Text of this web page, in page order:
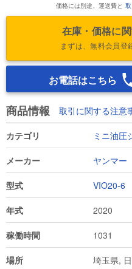
価格には別途、運送費と
在庫・価格に
まずは、無料会員登
お電話はこちら
商品情報 取引に関する注意
カテゴリ ミニ油圧
メーカー ヤンマー
型式 VIO20-6
年式 2020
稼働時間 1031
場所 埼玉県,